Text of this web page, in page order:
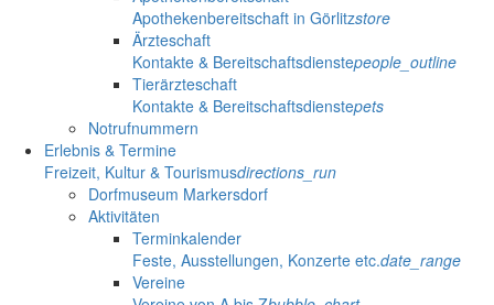
Apothekenbereitschaft in Görlitzstore
Ärzteschaft
Kontakte & Bereitschaftsdienstepeople_outline
Tierärzteschaft
Kontakte & Bereitschaftsdienstepets
Notrufnummern
Erlebnis & Termine
Freizeit, Kultur & Tourismusdirections_run
Dorfmuseum Markersdorf
Aktivitäten
Terminkalender
Feste, Ausstellungen, Konzerte etc.date_range
Vereine